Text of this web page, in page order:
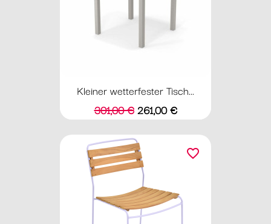
Kleiner wetterfester Tisch...
Verkaufspreis
301,00 € Preis
261,00 €
favorite_border